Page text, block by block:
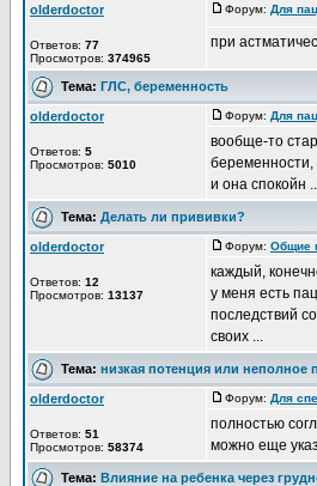
olderdoctor
Ответов: 77
Просмотров: 374965
Форум: Для
при
Тема: ГЛС, беременность
olderdoctor
Ответов: 5
Просмотров: 5010
Форум: Для
вообще-то
беременности,
и она спокойн
Тема: Делать ли прививки?
olderdoctor
Ответов: 12
Просмотров: 13137
Форум: Общие
каждый,
у меня есть
последствий
своих ...
Тема: низкая потенция или неполное
olderdoctor
Ответов: 51
Просмотров: 58374
Форум: Для
полностью
можно еще
Тема: Влияние на ребенка через